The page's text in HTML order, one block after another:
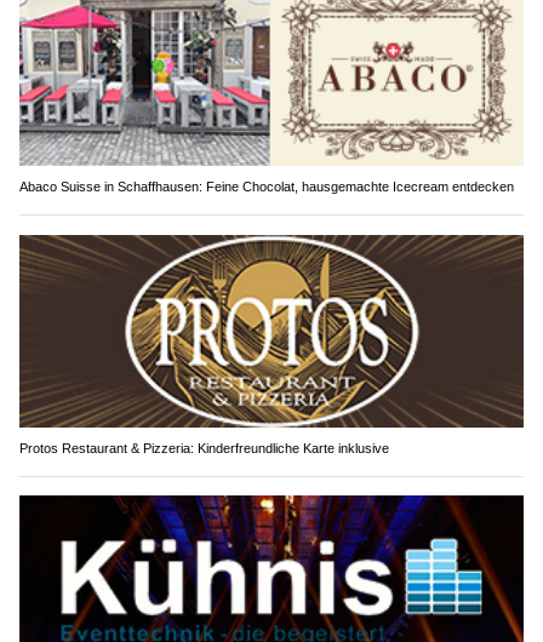
Abaco Suisse in Schaffhausen: Feine Chocolat, hausgemachte Icecream entdecken
Protos Restaurant & Pizzeria: Kinderfreundliche Karte inklusive